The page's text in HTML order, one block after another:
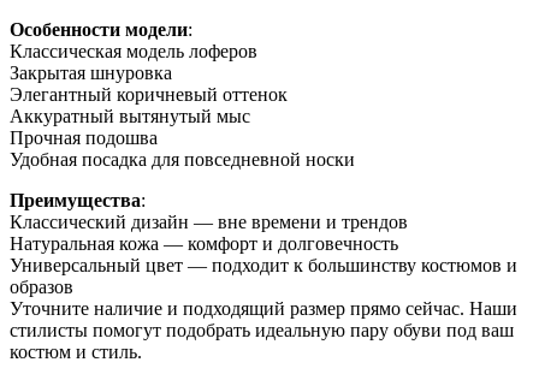
Особенности модели:
Классическая модель лоферов
Закрытая шнуровка
Элегантный коричневый оттенок
Аккуратный вытянутый мыс
Прочная подошва
Удобная посадка для повседневной носки
Преимущества:
Классический дизайн — вне времени и трендов
Натуральная кожа — комфорт и долговечность
Универсальный цвет — подходит к большинству костюмов и
образов
Уточните наличие и подходящий размер прямо сейчас. Наши
стилисты помогут подобрать идеальную пару обуви под ваш
костюм и стиль.